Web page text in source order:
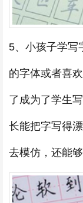
5、小孩子学写
的字体或者喜
了成为了学生
长能把字写得
去模仿，还能